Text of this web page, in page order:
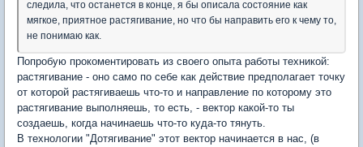
следила, что останется в конце, я бы описала состояние как
мягкое, приятное растягивание, но что бы направить его к чему то,
не понимаю как.
Попробую прокоментировать из своего опыта работы техникой:
растягивание - оно само по себе как действие предполагает точку
от которой растягиваешь что-то и направление по которому это
растягивание выполняешь, то есть, - вектор какой-то ты
создаешь, когда начинаешь что-то куда-то тянуть.
В технологии "Дотягивание" этот вектор начинается в нас, (в